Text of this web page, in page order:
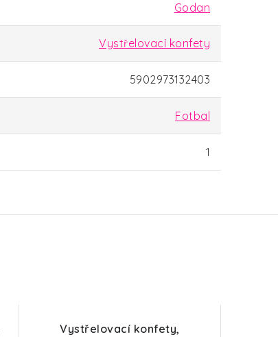
Godan
Vystřelovací konfety
5902973132403
Fotbal
1
Vystřelovací konfety,